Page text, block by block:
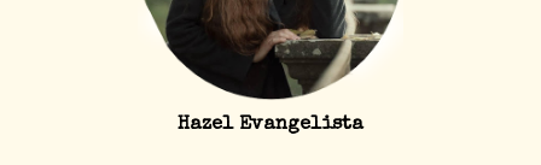
Hazel Evangelista